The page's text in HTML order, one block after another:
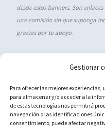
Gestionar
Para ofrecer las mejores
para almacenar y/o acceder a la
de estas tecnologías nos permitirá
navegación o las identificaciones
consentimiento, puede afectar
desde estos banners. Son
una comisión sin que suponga
gracias por tu apoyo.
Política
Política